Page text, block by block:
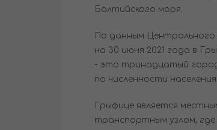
Балтийского моря.
По данным
на 30 июня 2021 года в
- это тринадцатый
по численности населения.
Грыфице является
транспортным узлом,